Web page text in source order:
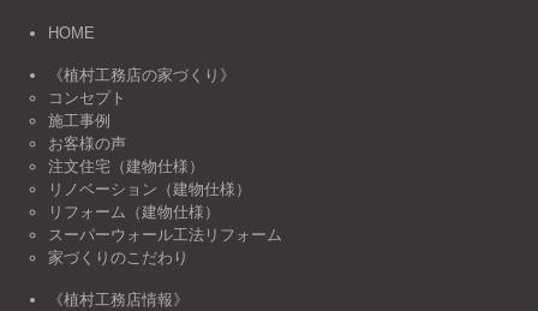
HOME
《植村工務店の家づくり》
コンセプト
施工事例
お客様の声
注文住宅（建物仕様）
リノベーション（建物仕様）
リフォーム（建物仕様）
スーパーウォール工法リフォーム
家づくりのこだわり
《植村工務店情報》